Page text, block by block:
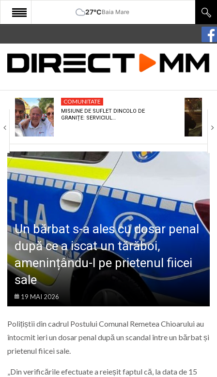
27°CBaia Mare
START
COMUNITATE
CULTURA
ECONOMIE
SANATATE
SPORT
SPECIAL
POLITIC
LIFE
COMUNITATE
MISIUNE DE SUFLET DINCOLO DE
GRANIȚE: SERVICIUL…
Un bărbat s-a ales cu dosar penal
după ce a iscat un tărăboi,
amenințându-l pe prietenul fiicei
sale
19 MAI 2026
Polițiștii din cadrul Postului Comunal Remetea Chioarului au
întocmit ieri un dosar penal după un scandal între un bărbat și
prietenul fiicei sale.
„Din verificările efectuate a reieșit faptul că, la data de 15